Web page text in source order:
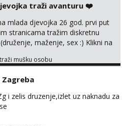
tijelu koji me jako
kad muskarac preuzme
se :) Klikni na link ispod i nadji
cekam te!
traži avanturu ❤️
mlada djevojka 26 god. prvi put
stranicama tražim diskretnu
maženje, sex :) Klikni na
mušku osobu
Zagreba
i zelis druzenje,izlet uz naknadu za